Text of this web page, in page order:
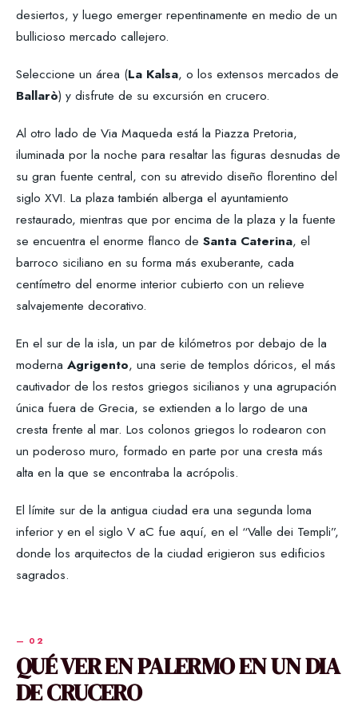
desiertos, y luego emerger repentinamente en medio de un
bullicioso mercado callejero.
Seleccione un área (La Kalsa, o los extensos mercados de
Ballarò) y disfrute de su excursión en crucero.
Al otro lado de Via Maqueda está la Piazza Pretoria,
iluminada por la noche para resaltar las figuras desnudas de
su gran fuente central, con su atrevido diseño florentino del
siglo XVI. La plaza también alberga el ayuntamiento
restaurado, mientras que por encima de la plaza y la fuente
se encuentra el enorme flanco de Santa Caterina, el
barroco siciliano en su forma más exuberante, cada
centímetro del enorme interior cubierto con un relieve
salvajemente decorativo.
En el sur de la isla, un par de kilómetros por debajo de la
moderna Agrigento, una serie de templos dóricos, el más
cautivador de los restos griegos sicilianos y una agrupación
única fuera de Grecia, se extienden a lo largo de una
cresta frente al mar. Los colonos griegos lo rodearon con
un poderoso muro, formado en parte por una cresta más
alta en la que se encontraba la acrópolis.
El límite sur de la antigua ciudad era una segunda loma
inferior y en el siglo V aC fue aquí, en el “Valle dei Templi”,
donde los arquitectos de la ciudad erigieron sus edificios
sagrados.
QUÉ VER EN PALERMO EN UN DIA
DE CRUCERO